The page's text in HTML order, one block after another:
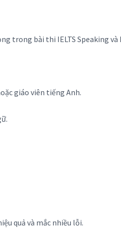
trong bài thi IELTS Speaking
giáo viên tiếng Anh.
quả và mắc nhiều lỗi.